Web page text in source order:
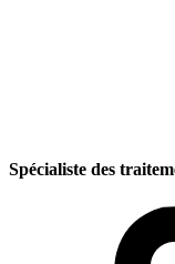
Spécialiste des